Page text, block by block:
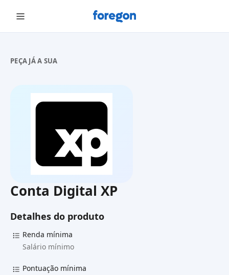
Foregon.com
PEÇA JÁ A SUA
Conta Digital XP
Detalhes do produto
Renda mínima
Salário mínimo
Pontuação mínima